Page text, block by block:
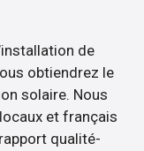
de
obtiendrez le
solaire. Nous
et français
qualité-